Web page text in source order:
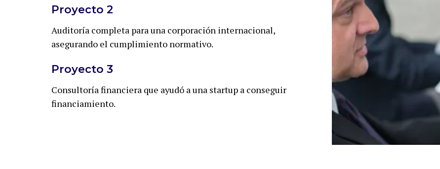
Proyecto 2
Auditoría completa para una corporación internacional,
asegurando el cumplimiento normativo.
Proyecto 3
Consultoría financiera que ayudó a una startup a conseguir
financiamiento.